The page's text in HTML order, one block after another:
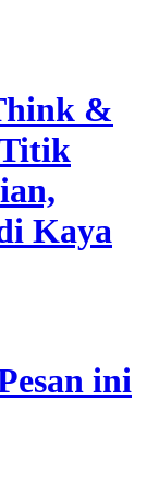
&
Kaya
ini